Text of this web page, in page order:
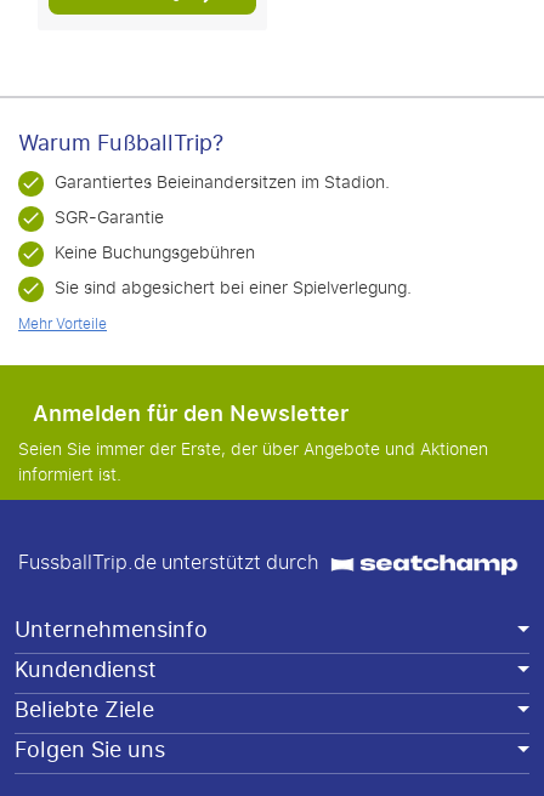
Warum FußballTrip?
Garantiertes Beieinandersitzen im Stadion.
SGR-Garantie
Keine Buchungsgebühren
Sie sind abgesichert bei einer Spielverlegung.
Mehr Vorteile
Anmelden für den Newsletter
Seien Sie immer der Erste, der über Angebote und Aktionen
informiert ist.
FussballTrip.de unterstützt durch
Unternehmensinfo
Kundendienst
Beliebte Ziele
Folgen Sie uns